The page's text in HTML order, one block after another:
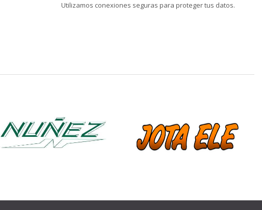
Utilizamos conexiones seguras para proteger tus datos.